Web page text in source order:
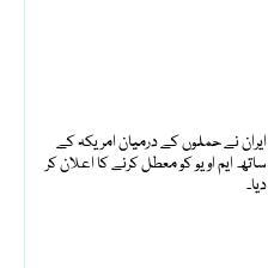
ایران نے حملوں کے درمیان امریکہ کے
ساتھ ایم او یو کو معطل کرنے کا اعلان کر
دیا۔